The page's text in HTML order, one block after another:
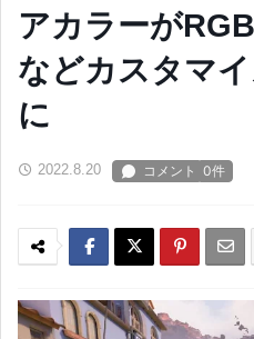
アカラーが
などカスタマ
に
2022.8.20